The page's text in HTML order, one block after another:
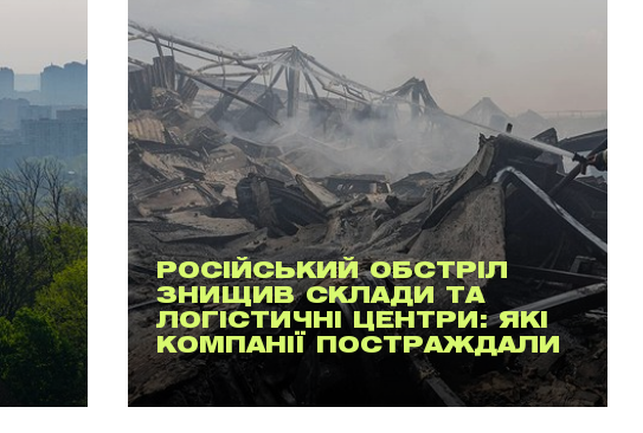
РОСІЙСЬКИЙ ОБСТРІЛ
ЗНИЩИВ СКЛАДИ ТА
ЛОГІСТИЧНІ ЦЕНТРИ: ЯКІ
КОМПАНІЇ ПОСТРАЖДАЛИ